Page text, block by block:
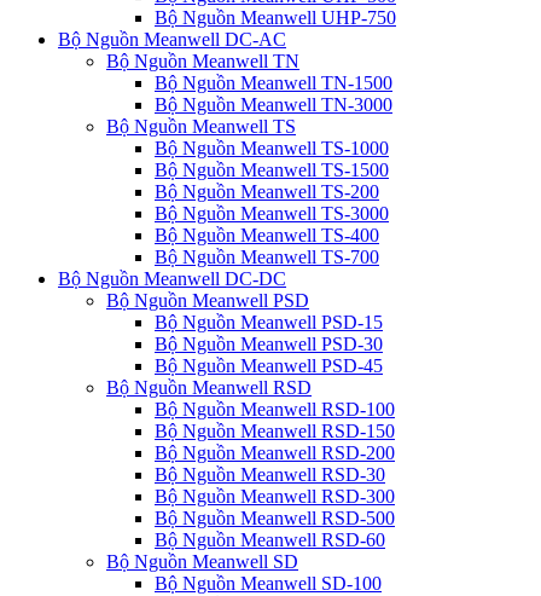
Bộ Nguồn Meanwell UHP-750
Bộ Nguồn Meanwell DC-AC
Bộ Nguồn Meanwell TN
Bộ Nguồn Meanwell TN-1500
Bộ Nguồn Meanwell TN-3000
Bộ Nguồn Meanwell TS
Bộ Nguồn Meanwell TS-1000
Bộ Nguồn Meanwell TS-1500
Bộ Nguồn Meanwell TS-200
Bộ Nguồn Meanwell TS-3000
Bộ Nguồn Meanwell TS-400
Bộ Nguồn Meanwell TS-700
Bộ Nguồn Meanwell DC-DC
Bộ Nguồn Meanwell PSD
Bộ Nguồn Meanwell PSD-15
Bộ Nguồn Meanwell PSD-30
Bộ Nguồn Meanwell PSD-45
Bộ Nguồn Meanwell RSD
Bộ Nguồn Meanwell RSD-100
Bộ Nguồn Meanwell RSD-150
Bộ Nguồn Meanwell RSD-200
Bộ Nguồn Meanwell RSD-30
Bộ Nguồn Meanwell RSD-300
Bộ Nguồn Meanwell RSD-500
Bộ Nguồn Meanwell RSD-60
Bộ Nguồn Meanwell SD
Bộ Nguồn Meanwell SD-100